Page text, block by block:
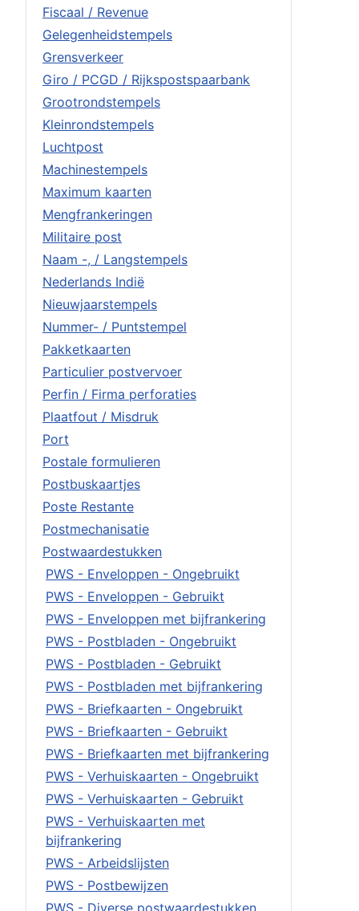
Fiscaal / Revenue
Gelegenheidstempels
Grensverkeer
Giro / PCGD / Rijkspostspaarbank
Grootrondstempels
Kleinrondstempels
Luchtpost
Machinestempels
Maximum kaarten
Mengfrankeringen
Militaire post
Naam -, / Langstempels
Nederlands Indië
Nieuwjaarstempels
Nummer- / Puntstempel
Pakketkaarten
Particulier postvervoer
Perfin / Firma perforaties
Plaatfout / Misdruk
Port
Postale formulieren
Postbuskaartjes
Poste Restante
Postmechanisatie
Postwaardestukken
PWS - Enveloppen - Ongebruikt
PWS - Enveloppen - Gebruikt
PWS - Enveloppen met bijfrankering
PWS - Postbladen - Ongebruikt
PWS - Postbladen - Gebruikt
PWS - Postbladen met bijfrankering
PWS - Briefkaarten - Ongebruikt
PWS - Briefkaarten - Gebruikt
PWS - Briefkaarten met bijfrankering
PWS - Verhuiskaarten - Ongebruikt
PWS - Verhuiskaarten - Gebruikt
PWS - Verhuiskaarten met
bijfrankering
PWS - Arbeidslijsten
PWS - Postbewijzen
PWS - Diverse postwaardestukken